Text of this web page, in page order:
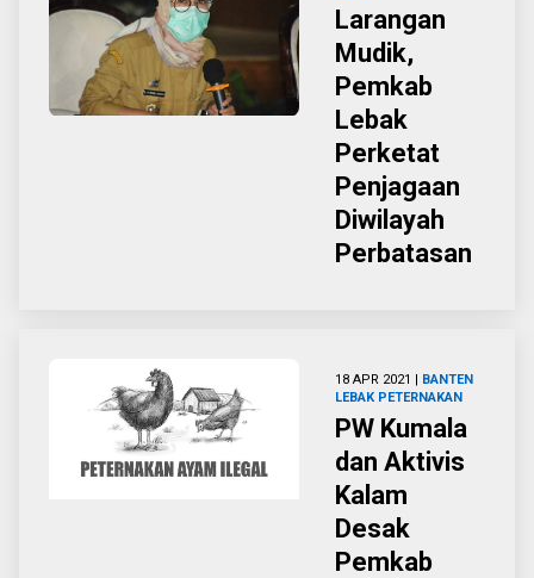
Larangan
Mudik,
Pemkab
Lebak
Perketat
Penjagaan
Diwilayah
Perbatasan
18 APR 2021 | BANTEN
LEBAK PETERNAKAN
PW Kumala
dan Aktivis
Kalam
Desak
Pemkab